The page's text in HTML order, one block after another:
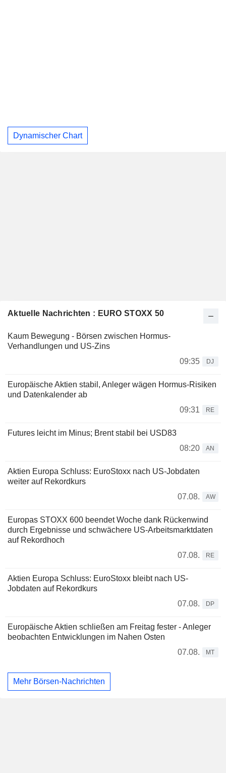
Dynamischer Chart
Aktuelle Nachrichten : EURO STOXX 50
Kaum Bewegung - Börsen zwischen Hormus-
Verhandlungen und US-Zins
09:35
DJ
Europäische Aktien stabil, Anleger wägen Hormus-Risiken
und Datenkalender ab
09:31
RE
Futures leicht im Minus; Brent stabil bei USD83
08:20
AN
Aktien Europa Schluss: EuroStoxx nach US-Jobdaten
weiter auf Rekordkurs
07.08.
AW
Europas STOXX 600 beendet Woche dank Rückenwind
durch Ergebnisse und schwächere US-Arbeitsmarktdaten
auf Rekordhoch
07.08.
RE
Aktien Europa Schluss: EuroStoxx bleibt nach US-
Jobdaten auf Rekordkurs
07.08.
DP
Europäische Aktien schließen am Freitag fester - Anleger
beobachten Entwicklungen im Nahen Osten
07.08.
MT
Mehr Börsen-Nachrichten